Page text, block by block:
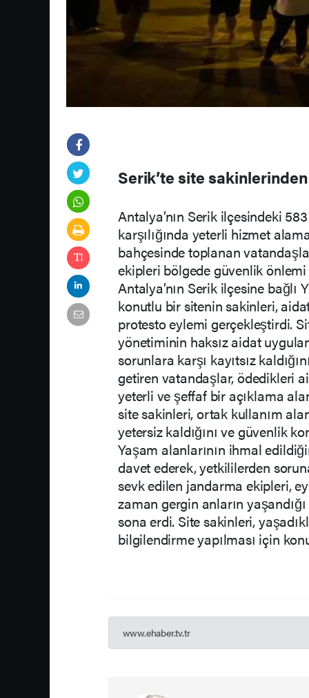
Serik’te site
Antalya’nın Serik ilçesindeki
karşılığında yeterli hizmet
bahçesinde toplanan
ekipleri bölgede güvenlik önlemi
Antalya’nın Serik ilçesine bağlı
konutlu bir sitenin sakinleri,
protesto eylemi gerçekleştirdi.
yönetiminin haksız aidat
sorunlara karşı kayıtsız
getiren vatandaşlar, ödedikleri
yeterli ve şeffaf bir açıklama
site sakinleri, ortak kullanım
yetersiz kaldığını ve güvenlik
Yaşam alanlarının ihmal
davet ederek, yetkililerden
sevk edilen jandarma ekipleri,
zaman gergin anların
sona erdi. Site sakinleri,
bilgilendirme yapılması için
www.ehaber.tv.tr